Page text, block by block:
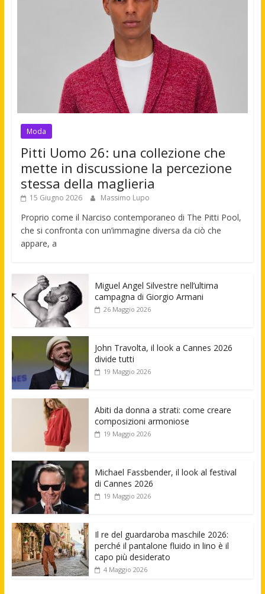
Moda
Pitti Uomo 26: una collezione che
mette in discussione la percezione
stessa della maglieria
15 Giugno 2026 Massimo Lupo
Proprio come il Narciso contemporaneo di The Pitti Pool,
che si confronta con un’immagine diversa da ciò che
appare, a
Miguel Angel Silvestre nell’ultima
campagna di Giorgio Armani
26 Maggio 2026
John Travolta, il look a Cannes 2026
divide tutti
19 Maggio 2026
Abiti da donna a strati: come creare
composizioni armoniose
19 Maggio 2026
Michael Fassbender, il look al festival
di Cannes 2026
19 Maggio 2026
Il re del guardaroba maschile 2026:
perché il pantalone fluido in lino è il
capo più desiderato
4 Maggio 2026